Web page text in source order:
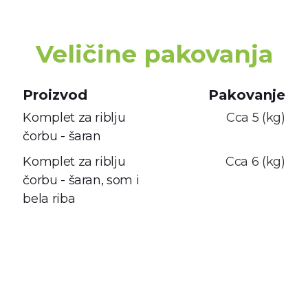
Veličine pakovanja
Proizvod Pakovanje
Komplet za riblju
čorbu - šaran
Cca 5 (kg)
Komplet za riblju
čorbu - šaran, som i
bela riba
Cca 6 (kg)